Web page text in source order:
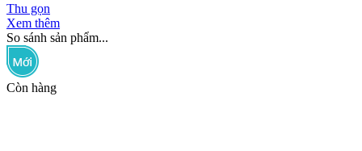
Thu gọn
Xem thêm
So sánh sản phẩm...
Còn hàng